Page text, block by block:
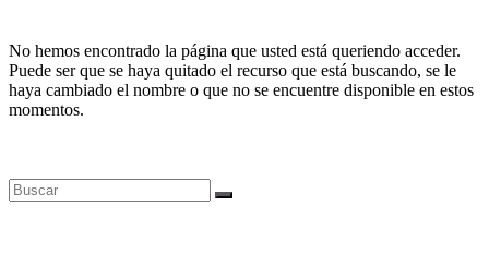
No hemos encontrado la página que usted está queriendo acceder.
Puede ser que se haya quitado el recurso que está buscando, se le
haya cambiado el nombre o que no se encuentre disponible en estos
momentos.